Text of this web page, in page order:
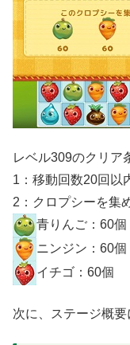
レベル309のクリア
1：移動回数20回以
2：クロプシーを集
青りんご：60個
ニンジン：60個
イチゴ：60個
次に、ステージ概要